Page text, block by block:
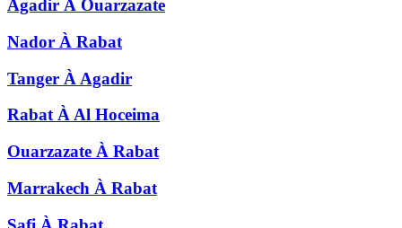
Agadir À Ouarzazate
Nador À Rabat
Tanger À Agadir
Rabat ÀAl Hoceima
Ouarzazate À Rabat
Marrakech À Rabat